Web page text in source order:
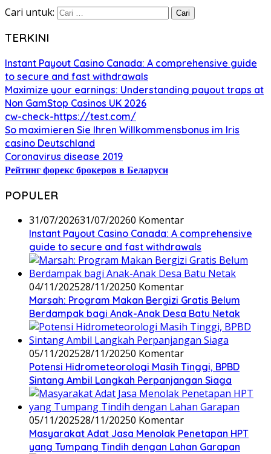
Cari untuk:
TERKINI
Instant Payout Casino Canada: A comprehensive guide
to secure and fast withdrawals
Maximize your earnings: Understanding payout traps at
Non GamStop Casinos UK 2026
cw-check-https://test.com/
So maximieren Sie Ihren Willkommensbonus im Iris
casino Deutschland
Coronavirus disease 2019
Рейтинг форекс брокеров в Беларуси
POPULER
31/07/202631/07/20260 Komentar
Instant Payout Casino Canada: A comprehensive
guide to secure and fast withdrawals
04/11/202528/11/20250 Komentar
Marsah: Program Makan Bergizi Gratis Belum
Berdampak bagi Anak-Anak Desa Batu Netak
05/11/202528/11/20250 Komentar
Potensi Hidrometeorologi Masih Tinggi, BPBD
Sintang Ambil Langkah Perpanjangan Siaga
05/11/202528/11/20250 Komentar
Masyarakat Adat Jasa Menolak Penetapan HPT
yang Tumpang Tindih dengan Lahan Garapan